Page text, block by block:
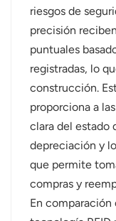
riesgos de
precisión
puntuales
registradas, lo
construcción.
proporciona a
clara del estado
depreciación y
que permite
compras y
En